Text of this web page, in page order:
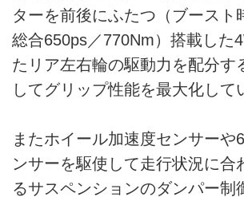
ターを前後にふたつ（ブースト
総合650ps／770Nm）搭載した
たリア左右輪の駆動力を配分す
してグリップ性能を最大化して
またホイール加速度センサーや
ンサーを駆使して走行状況に合
るサスペンションのダンパー制